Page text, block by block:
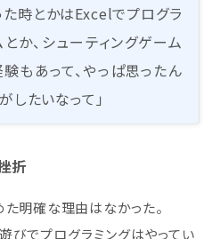
た時とかはExcelでプログラ
か、シューティングゲーム
もあって、やっぱ思ったん
したいなって」
折
明確な理由はなかった。
びでプログラミングはやってい